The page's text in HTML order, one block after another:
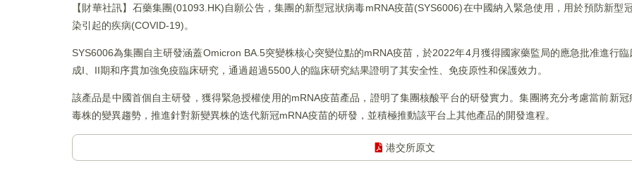
【財華社訊】石藥集團(01093.HK)自願公告，集團的新型冠狀病毒mRNA疫苗(SYS6006)在中國納入緊急使用，用於預防新型
染引起的疾病(COVID-19)。
SYS6006為集團自主研發涵蓋Omicron BA.5突變株核心突變位點的mRNA疫苗，於2022年4月獲得國家藥監局的應急批准進行
成I、II期和序貫加強免疫臨床研究，通過超過5500人的臨床研究結果證明了其安全性、免疫原性和保護效力。
該產品是中國首個自主研發，獲得緊急授權使用的mRNA疫苗產品，證明了集團核酸平台的研發實力。集團將充分考慮當前新
毒株的變異趨勢，推進針對新變異株的迭代新冠mRNA疫苗的研發，並積極推動該平台上其他產品的開發進程。
港交所原文